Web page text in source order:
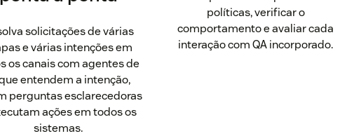
solicitações de várias
e várias intenções em
os canais com agentes de
entendem a intenção,
perguntas esclarecedoras
ações em todos os
sistemas.
políticas, verificar o
comportamento e avaliar cada
interação com QA incorporado.